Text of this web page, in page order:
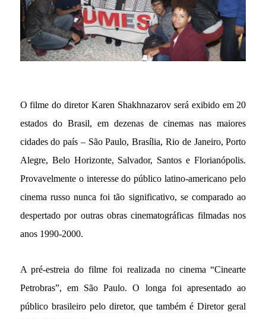
O filme do diretor Karen Shakhnazarov será exibido em 20
estados do Brasil, em dezenas de cinemas nas maiores
cidades do país – São Paulo, Brasília, Rio de Janeiro, Porto
Alegre, Belo Horizonte, Salvador, Santos e Florianópolis.
Provavelmente o interesse do público latino-americano pelo
cinema russo nunca foi tão significativo, se comparado ao
despertado por outras obras cinematográficas filmadas nos
anos 1990-2000.
A pré-estreia do filme foi realizada no cinema “Cinearte
Petrobras”, em São Paulo. O longa foi apresentado ao
público brasileiro pelo diretor, que também é Diretor geral